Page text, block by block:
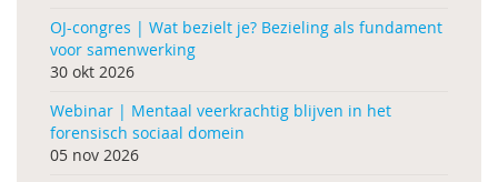
OJ-congres | Wat bezielt je? Bezieling als fundament
voor samenwerking
30 okt 2026
Webinar | Mentaal veerkrachtig blijven in het
forensisch sociaal domein
05 nov 2026